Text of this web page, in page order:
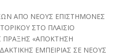
ΑΠΟ ΝΕΟΥΣ ΕΠΙΣΤΗΜΟΝΕΣ
ΣΤΟ ΠΛΑΙΣΙΟ
ΠΡΑΞΗΣ «ΑΠΟΚΤΗΣΗ
ΕΜΠΕΙΡΙΑΣ ΣΕ ΝΕΟΥΣ